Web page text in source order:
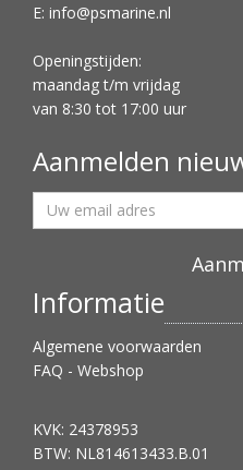
E: info@psmarine.nl
Openingstijden:
maandag t/m vrijdag
van 8:30 tot 17:00 uur
Aanmelden
Informatie
Algemene voorwaarden
FAQ - Webshop
KVK: 24378953
BTW: NL814613433.B.01